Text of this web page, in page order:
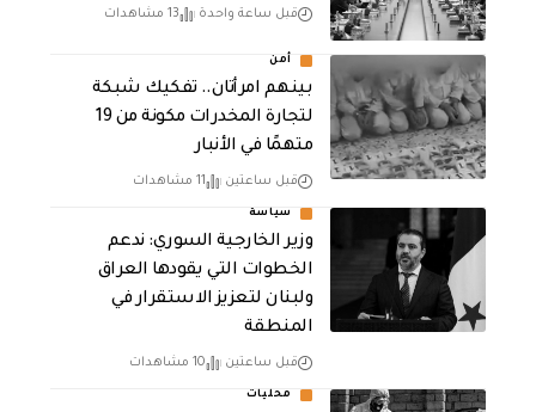
قبل ساعة واحدة 13 مشاهدات
أمن
بينهم امرأتان.. تفكيك شبكة
لتجارة المخدرات مكونة من 19
متهمًا في الأنبار
قبل ساعتين 11 مشاهدات
سياسة
وزير الخارجية السوري: ندعم
الخطوات التي يقودها العراق
ولبنان لتعزيز الاستقرار في
المنطقة
قبل ساعتين 10 مشاهدات
محليات